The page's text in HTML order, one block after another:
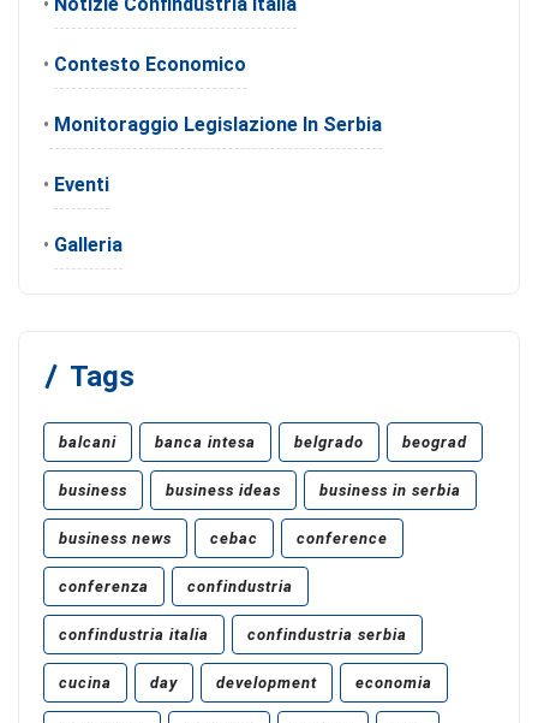
• Contesto Economico
• Monitoraggio Legislazione In Serbia
• Eventi
• Galleria
Tags
balcani banca intesa belgrado beograd
business business ideas business in serbia
business news cebac conference
conferenza confindustria
confindustria italia confindustria serbia
cucina day development economia